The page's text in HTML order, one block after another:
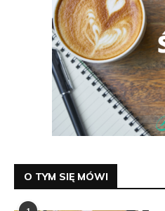
O TYM SIĘ MÓWI